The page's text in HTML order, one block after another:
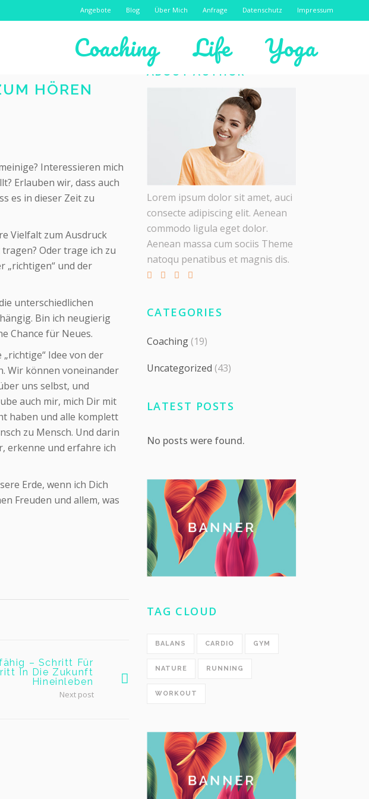
Angebote Blog Über Mich Anfrage Datenschutz Impressum
Coaching Life Yoga
HÖREN
Interessieren mich
Erlauben wir, dass auch
es in dieser Zeit zu
Vielfalt zum Ausdruck
Oder trage ich zu
„richtigen“ und der
unterschiedlichen
Bin ich neugierig
Chance für Neues.
Idee von der
Wir können voneinander
uns selbst, und
auch mir, mich Dir mit
haben und alle komplett
zu Mensch. Und darin
erkenne und erfahre ich
Erde, wenn ich Dich
Freuden und allem, was
– Schritt Für
In Die Zukunft
Hineinleben
Next post
ABOUT AUTHOR
Lorem ipsum dolor sit amet, auci
consecte adipiscing elit. Aenean
commodo ligula eget dolor.
Aenean massa cum sociis Theme
natoqu penatibus et magnis dis.
CATEGORIES
Coaching(19)
Uncategorized (43)
LATEST POSTS
No posts were found.
TAG CLOUD
BALANS CARDIO GYM
NATURE RUNNING
WORKOUT